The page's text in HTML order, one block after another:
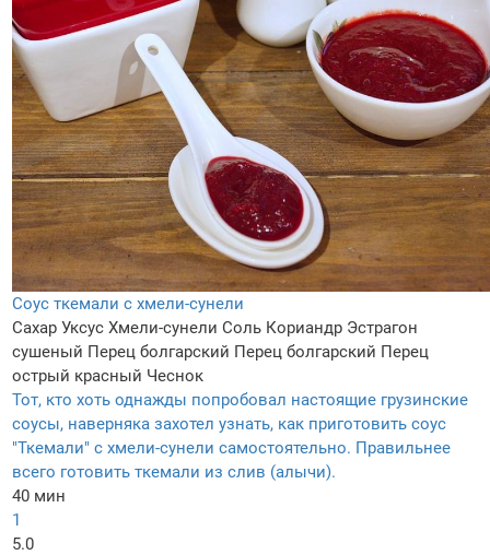
Соус ткемали с хмели-сунели
Сахар Уксус Хмели-сунели Соль Кориандр Эстрагон
сушеный Перец болгарский Перец болгарский Перец
острый красный Чеснок
Тот, кто хоть однажды попробовал настоящие грузинские
соусы, наверняка захотел узнать, как приготовить соус
"Ткемали" с хмели-сунели самостоятельно. Правильнее
всего готовить ткемали из слив (алычи).
40 мин
1
5.0